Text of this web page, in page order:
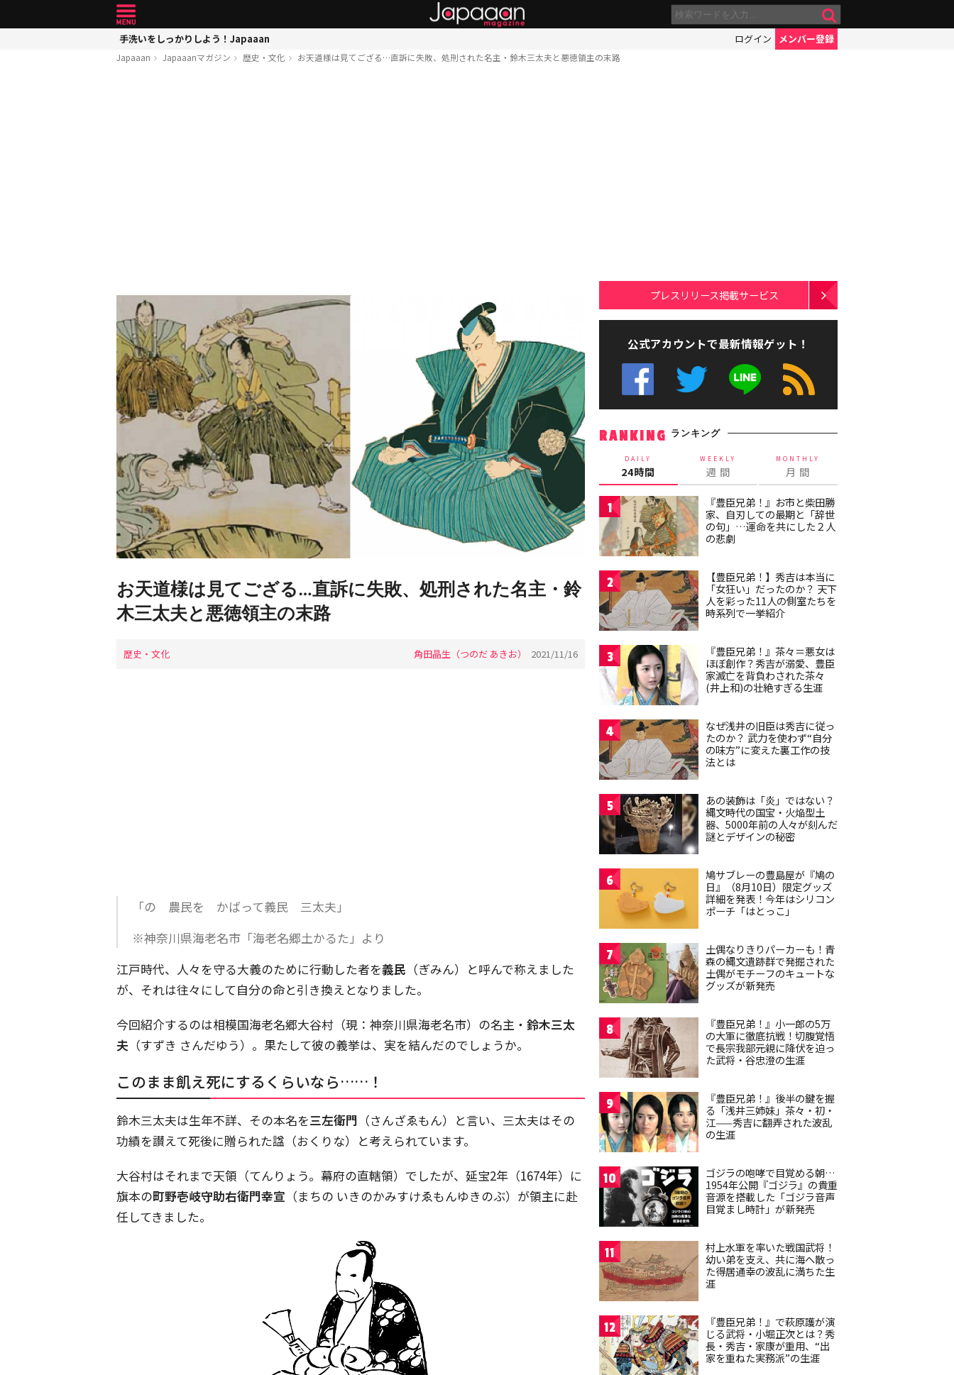
手洗いをしっかりしよう！Japaaan ログイン メンバー登録
Japaaan Japaaanマガジン 歴史・文化 お天道様は見てござる…直訴に失敗、処刑された名主・鈴木三太夫と悪徳領主の末路
お天道様は見てござる…直訴に失敗、処刑された名主・鈴
木三太夫と悪徳領主の末路
歴史・文化 角田晶生（つのだ あきお） 2021/11/16
「の 農民を かばって義民 三太夫」
※神奈川県海老名市「海老名郷土かるた」より
江戸時代、人々を守る大義のために行動した者を義民 （ぎみん）と呼んで称えました
が、それは往々にして自分の命と引き換えとなりました。
今回紹介するのは相模国海老名郷大谷村（現：神奈川県海老名市）の名主・ 鈴木三太
夫 （すずき さんだゆう）。果たして彼の義挙は、実を結んだのでしょうか。
このまま飢え死にするくらいなら……！
鈴木三太夫は生年不詳、その本名を三左衛門 （さんざゑもん）と言い、三太夫はその
功績を讃えて死後に贈られた諡（おくりな）と考えられています。
大谷村はそれまで天領（てんりょう。幕府の直轄領）でしたが、延宝2年（1674年）に
旗本の町野壱岐守助右衛門幸宣 （まちの いきのかみすけゑもんゆきのぶ）が領主に赴
任してきました。
プレスリリース掲載サービス
公式アカウントで最新情報ゲット！
RANKING ランキング
DAILY
24時間
WEEKLY
週 間
MONTHLY
月 間
1
『豊臣兄弟！』お市と柴田勝
家、自刃しての最期と「辞世
の句」…運命を共にした２人
の悲劇
2
【豊臣兄弟！】秀吉は本当に
「女狂い」だったのか？ 天下
人を彩った11人の側室たちを
時系列で一挙紹介
3
『豊臣兄弟！』茶々＝悪女は
ほぼ創作？秀吉が溺愛、豊臣
家滅亡を背負わされた茶々
(井上和)の壮絶すぎる生涯
4
なぜ浅井の旧臣は秀吉に従っ
たのか？ 武力を使わず“自分
の味方”に変えた裏工作の技
法とは
5
あの装飾は「炎」ではない？
縄文時代の国宝・火焔型土
器、5000年前の人々が刻んだ
謎とデザインの秘密
6
鳩サブレーの豊島屋が『鳩の
日』（8月10日）限定グッズ
詳細を発表！今年はシリコン
ポーチ「はとっこ」
7
土偶なりきりパーカーも！青
森の縄文遺跡群で発掘された
土偶がモチーフのキュートな
グッズが新発売
8
『豊臣兄弟！』小一郎の5万
の大軍に徹底抗戦！切腹覚悟
で長宗我部元親に降伏を迫っ
た武将・谷忠澄の生涯
9
『豊臣兄弟！』後半の鍵を握
る「浅井三姉妹」茶々・初・
江——秀吉に翻弄された波乱
の生涯
10
ゴジラの咆哮で目覚める朝…
1954年公開『ゴジラ』の貴重
音源を搭載した「ゴジラ音声
目覚まし時計」が新発売
11
村上水軍を率いた戦国武将！
幼い弟を支え、共に海へ散っ
た得居通幸の波乱に満ちた生
涯
12
『豊臣兄弟！』で萩原護が演
じる武将・小堀正次とは？秀
長・秀吉・家康が重用、“出
家を重ねた実務派”の生涯